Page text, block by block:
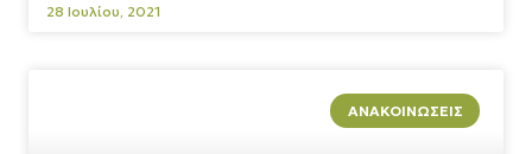
28 Ιουλίου, 2021
ΑΝΑΚΟΙΝΏΣΕΙΣ